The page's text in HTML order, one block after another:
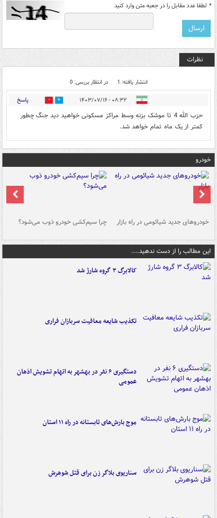
* لطفا عدد مقابل را در جعبه متن وارد کنید
نظرات
انتشار یافته: 1 در انتظار بررسی: 0
۰۸:۳۲ - ۱۴۰۳/۰۷/۱۶ 2 پاسخ
حزب الله 4 تا موشک بزنه وسط مراکز مسکونی خواهید دید جنگ چطور
کمتر از یک ماه تمام خواهد شد.
خودرو
خودروهای جدید شیائومی در راه بازار چرا سیم‌کشی خودرو ذوب می‌شود؟
این مطالب را از دست ندهید....
کالابرگ ۳ گروه شارژ شد
تکذیب شایعه معافیت سربازان فراری
دستگیری ۶ نفر در بهشهر به اتهام تشویش اذهان
عمومی
موج بارش‌های تابستانه در راه ۱۱ استان
سناریوی بلاگر زن برای قتل شوهرش